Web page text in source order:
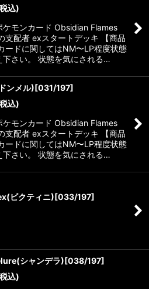
込)
ケモンカード Obsidian Flames
支配者 exスタートデッキ 【商品
ードに関してはNM〜LP程度状態
下さい。 状態を気にされる…
ンメル)[031/197]
込)
ケモンカード Obsidian Flames
支配者 exスタートデッキ 【商品
ードに関してはNM〜LP程度状態
下さい。 状態を気にされる…
ビクティニ)[033/197]
シャンデラ)[038/197]
込)